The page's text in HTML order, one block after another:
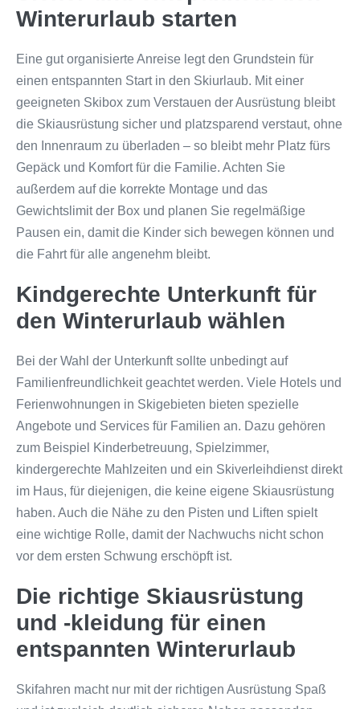
Winterurlaub starten
Eine gut organisierte Anreise legt den Grundstein für
einen entspannten Start in den Skiurlaub. Mit einer
geeigneten Skibox zum Verstauen der Ausrüstung bleibt
die Skiausrüstung sicher und platzsparend verstaut, ohne
den Innenraum zu überladen – so bleibt mehr Platz fürs
Gepäck und Komfort für die Familie. Achten Sie
außerdem auf die korrekte Montage und das
Gewichtslimit der Box und planen Sie regelmäßige
Pausen ein, damit die Kinder sich bewegen können und
die Fahrt für alle angenehm bleibt.
Kindgerechte Unterkunft für
den Winterurlaub wählen
Bei der Wahl der Unterkunft sollte unbedingt auf
Familienfreundlichkeit geachtet werden. Viele Hotels und
Ferienwohnungen in Skigebieten bieten spezielle
Angebote und Services für Familien an. Dazu gehören
zum Beispiel Kinderbetreuung, Spielzimmer,
kindergerechte Mahlzeiten und ein Skiverleihdienst direkt
im Haus, für diejenigen, die keine eigene Skiausrüstung
haben. Auch die Nähe zu den Pisten und Liften spielt
eine wichtige Rolle, damit der Nachwuchs nicht schon
vor dem ersten Schwung erschöpft ist.
Die richtige Skiausrüstung
und -kleidung für einen
entspannten Winterurlaub
Skifahren macht nur mit der richtigen Ausrüstung Spaß